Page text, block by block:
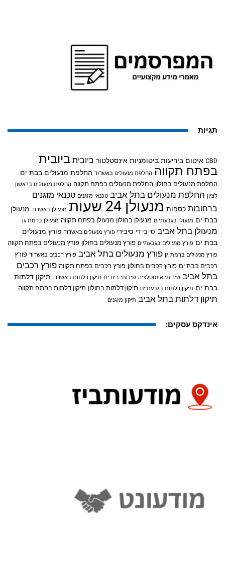
תגיות
CBD איטום ביריעות ביטומניות אינסטלטור ביובית ביובית
בפתח תקווה החלפת מנעולים באשדוד החלפת מנעולים בבת ים
החלפת מנעולים בחולון החלפת מנעולים בפתח תקווה החלפת מנעולים בראשון
לציון החלפת מנעולים בתל אביב טכנאי מזגנים טכנאי מזגנים
ברחובות כספות מנעולן 24 שעות מנעולן באשדוד מנעולן
בבת ים מנעולן בגבעתיים מנעולן בחולון מנעולן בפתח תקווה מנעולן ברמת גן
מנעולן בתל אביב סי בי די סיבידי פורץ מנעולים באשדוד פורץ מנעולים
בבת ים פורץ מנעולים בגבעתיים פורץ מנעולים בחולון פורץ מנעולים בפתח תקווה
פורץ מנעולים ברמת גן פורץ מנעולים בתל אביב פורץ רכבים באשדוד פורץ
רכבים בבת ים פורץ רכבים בחולון פורץ רכבים בפתח תקווה פורץ רכבים
בתל אביב שירותי אינסטלציה שירותי ביובית תיקון דלתות באשדוד תיקון דלתות
בבת ים תיקון דלתות בגבעתיים תיקון דלתות בחולון תיקון דלתות בפתח תקווה
תיקון דלתות בתל אביב תיקון מזגנים
אינדקס עסקים: